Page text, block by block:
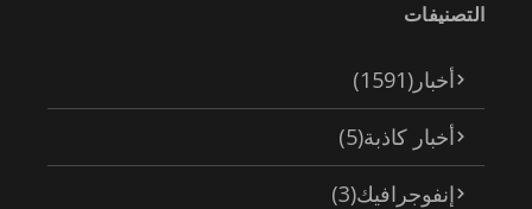
التصنيفات
أخبار (1591)
أخبار كاذبة(5)
إنفوجرافيك(3)